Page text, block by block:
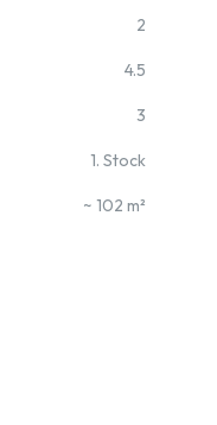
2
4.5
3
1. Stock
~ 102 m²